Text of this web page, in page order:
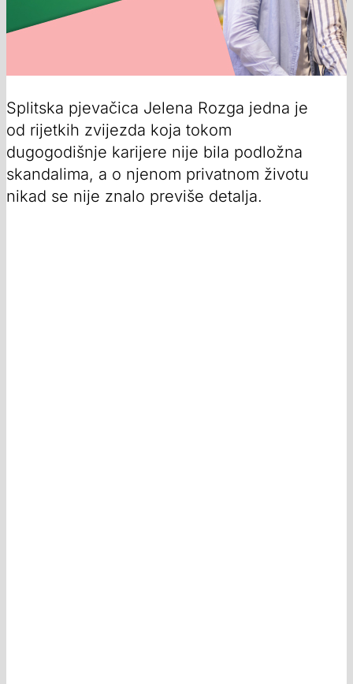
Splitska pjevačica Jelena Rozga jedna je
od rijetkih zvijezda koja tokom
dugogodišnje karijere nije bila podložna
skandalima, a o njenom privatnom životu
nikad se nije znalo previše detalja.